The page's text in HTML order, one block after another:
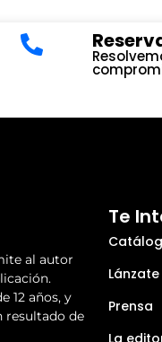
al autor
12 años, y
resultado de
Te
Prensa
La